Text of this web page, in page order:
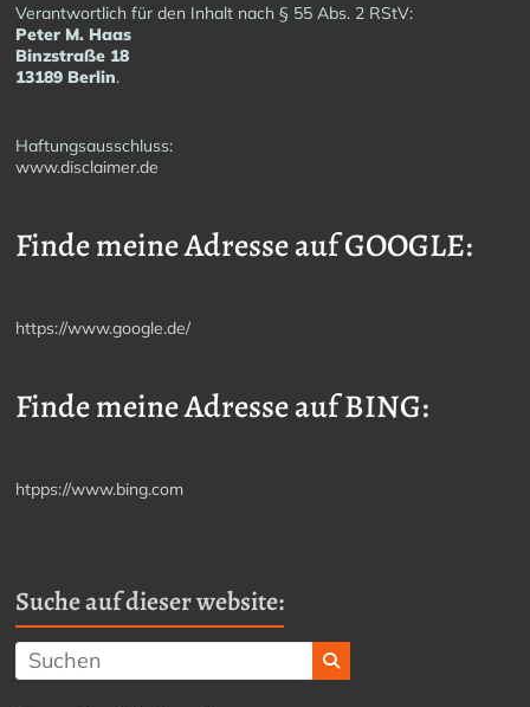
Verantwortlich für den Inhalt nach § 55 Abs. 2 RStV:
Peter M. Haas
Binzstraße 18
13189 Berlin.
Haftungsausschluss:
www.disclaimer.de
Finde meine Adresse auf GOOGLE:
https://www.google.de/
Finde meine Adresse auf BING:
htpps://www.bing.com
Suche auf dieser website: